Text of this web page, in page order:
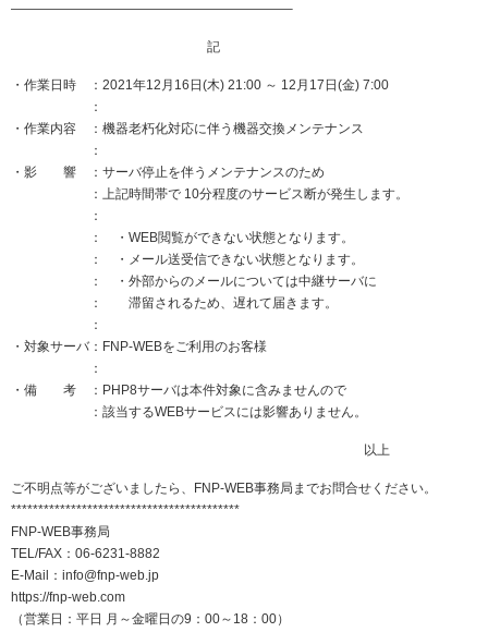
—————————————————————–
記
・作業日時 ：2021年12月16日(木) 21:00 ～ 12月17日(金) 7:00
：
・作業内容 ：機器老朽化対応に伴う機器交換メンテナンス
：
・影 響 ：サーバ停止を伴うメンテナンスのため
：上記時間帯で 10分程度のサービス断が発生します。
：
： ・WEB閲覧ができない状態となります。
： ・メール送受信できない状態となります。
： ・外部からのメールについては中継サーバに
： 滞留されるため、遅れて届きます。
：
・対象サーバ：FNP-WEBをご利用のお客様
：
・備 考 ：PHP8サーバは本件対象に含みませんので
：該当するWEBサービスには影響ありません。
以上
ご不明点等がございましたら、FNP-WEB事務局までお問合せください。
******************************************
FNP-WEB事務局
TEL/FAX：06-6231-8882
E-Mail：info@fnp-web.jp
https://fnp-web.com
（営業日：平日 月～金曜日の9：00～18：00）